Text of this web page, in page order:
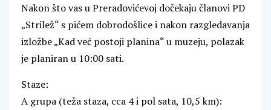
Nakon što vas u Preradovićevoj dočekaju članovi PD
„Strilež“ s pićem dobrodošlice i nakon razgledavanja
izložbe „Kad već postoji planina“ u muzeju, polazak
je planiran u 10:00 sati.
Staze:
A grupa (teža staza, cca 4 i pol sata, 10,5 km):